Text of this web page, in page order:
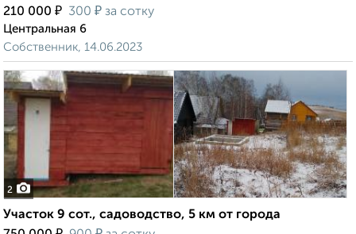
210 000 ₽ 300 ₽ за сотку
Центральная 6
Собственник, 14.06.2023
2
Участок 9 сот., садоводство, 5 км от города